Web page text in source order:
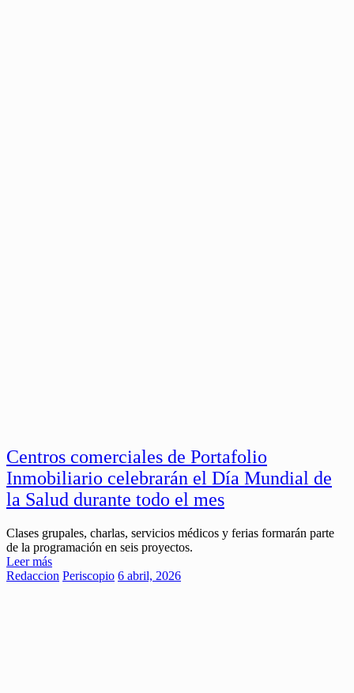
Centros comerciales de Portafolio
Inmobiliario celebrarán el Día Mundial de
la Salud durante todo el mes
Clases grupales, charlas, servicios médicos y ferias formarán parte
de la programación en seis proyectos.
Leer más
Redaccion Periscopio 6 abril, 2026